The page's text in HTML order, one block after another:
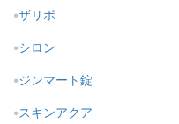
ザリポ
シロン
ジンマート錠
スキンアクア